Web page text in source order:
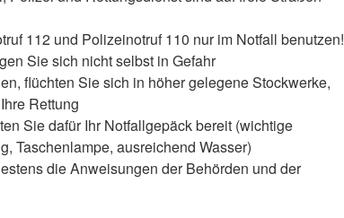
112 und Polizeinotruf 110 nur im Notfall benutzen!
Sie sich nicht selbst in Gefahr
flüchten Sie sich in höher gelegene Stockwerke,
Rettung
Sie dafür Ihr Notfallgepäck bereit (wichtige
Taschenlampe, ausreichend Wasser)
die Anweisungen der Behörden und der